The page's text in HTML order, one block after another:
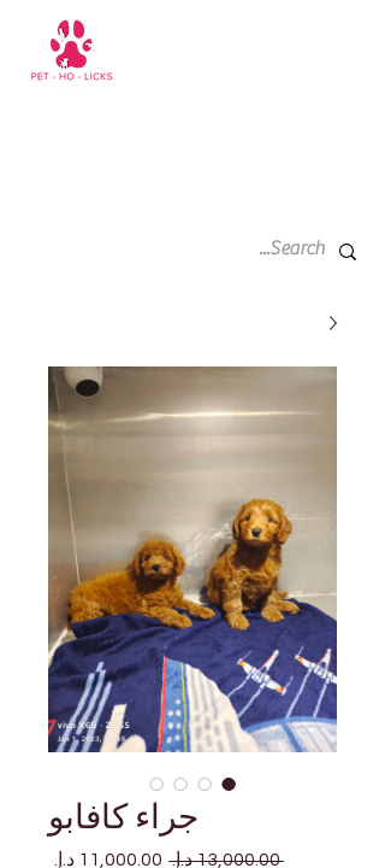
جراء كافابو
‏13,000.00 د.إ.‏
سعر